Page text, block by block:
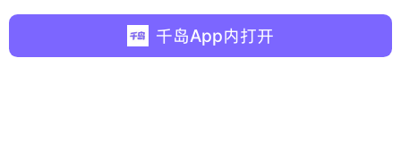
千岛App内打开